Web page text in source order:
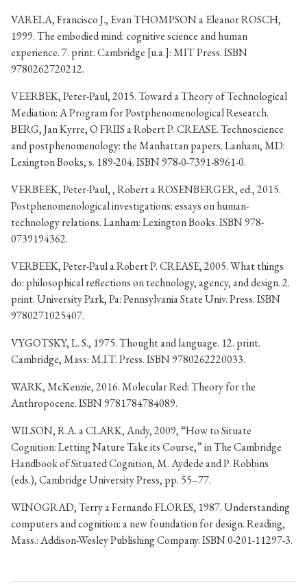
VARELA, Francisco J., Evan THOMPSON a Eleanor ROSCH,
1999. The embodied mind: cognitive science and human
experience. 7. print. Cambridge [u.a.]: MIT Press. ISBN
9780262720212.
VEERBEK, Peter-Paul, 2015. Toward a Theory of Technological
Mediation: A Program for Postphenomenological Research.
BERG, Jan Kyrre, O FRIIS a Robert P. CREASE. Technoscience
and postphenomenology: the Manhattan papers. Lanham, MD:
Lexington Books, s. 189-204. ISBN 978-0-7391-8961-0.
VERBEEK, Peter-Paul, , Robert a ROSENBERGER, ed., 2015.
Postphenomenological investigations: essays on human-
technology relations. Lanham: Lexington Books. ISBN 978-
0739194362.
VERBEEK, Peter-Paul a Robert P. CREASE, 2005. What things
do: philosophical reflections on technology, agency, and design. 2.
print. University Park, Pa: Pennsylvania State Univ. Press. ISBN
9780271025407.
VYGOTSKY, L. S., 1975. Thought and language. 12. print.
Cambridge, Mass: M.I.T. Press. ISBN 9780262220033.
WARK, McKenzie, 2016. Molecular Red: Theory for the
Anthropocene. ISBN 9781784784089.
WILSON, R.A. a CLARK, Andy, 2009, “How to Situate
Cognition: Letting Nature Take its Course,” in The Cambridge
Handbook of Situated Cognition, M. Aydede and P. Robbins
(eds.), Cambridge University Press, pp. 55–77.
WINOGRAD, Terry a Fernando FLORES, 1987. Understanding
computers and cognition: a new foundation for design. Reading,
Mass.: Addison-Wesley Publishing Company. ISBN 0-201-11297-3.